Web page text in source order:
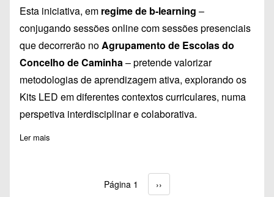
Esta iniciativa, em regime de b-learning –
conjugando sessões online com sessões presenciais
que decorrerão noAgrupamento de Escolas do
Concelho de Caminha– pretende valorizar
metodologias de aprendizagem ativa, explorando os
Kits LED em diferentes contextos curriculares, numa
perspetiva interdisciplinar e colaborativa.
Ler mais
Paginação
Página 1 Próxima página
››